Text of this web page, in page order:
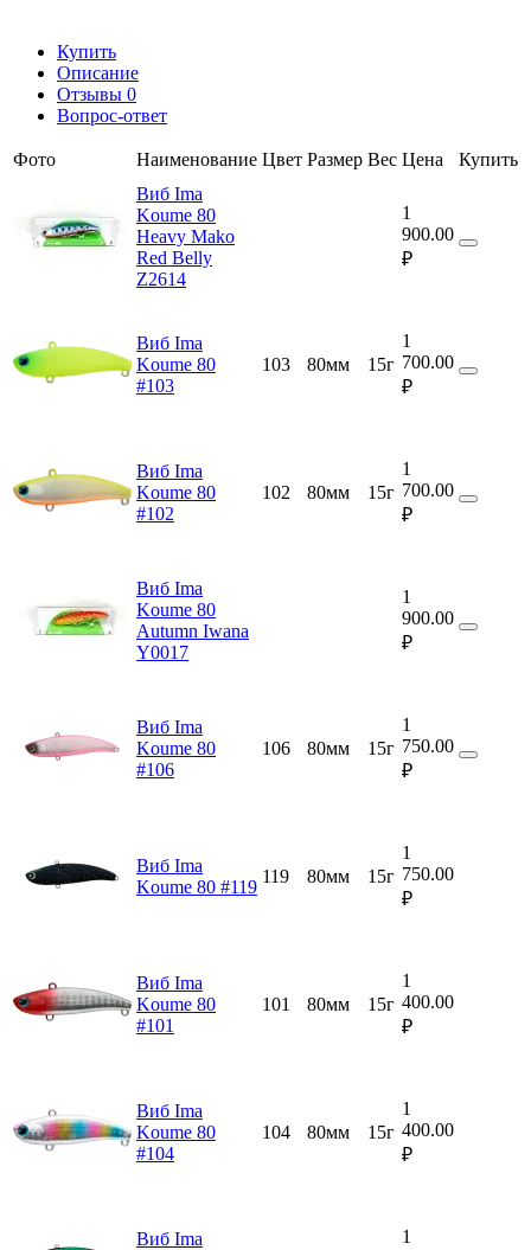
Купить
Описание
Отзывы 0
Вопрос-ответ
Фото Наименование Цвет Размер Вес Цена
Купить
Виб Ima
Koume 80
Heavy Mako
Red Belly
Z2614
1
900.00
₽
Виб Ima
Koume 80
#103
103 80мм 15г
1
700.00
₽
Виб Ima
Koume 80
#102
102 80мм 15г
1
700.00
₽
Виб Ima
Koume 80
Autumn Iwana
Y0017
1
900.00
₽
Виб Ima
Koume 80
#106
106 80мм 15г
1
750.00
₽
Виб Ima
Koume 80 #119
119 80мм 15г
1
750.00
₽
Виб Ima
Koume 80
#101
101 80мм 15г
1
400.00
₽
Виб Ima
Koume 80
#104
104 80мм 15г
1
400.00
₽
Виб Ima
1